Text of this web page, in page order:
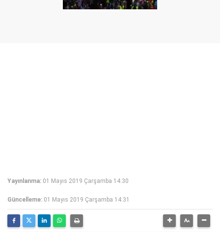
Yayınlanma: 01 Mayıs 2019 Çarşamba 14:30
Güncelleme: 01 Mayıs 2019 Çarşamba 14:31